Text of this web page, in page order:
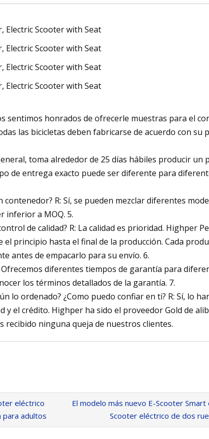
sentimos honrados de ofrecerle muestras para el
las bicicletas deben fabricarse de acuerdo con su
toma alrededor de 25 días hábiles producir un
de entrega exacto puede ser diferente para
contenedor? R: Sí, se pueden mezclar diferentes
inferior a MOQ. 5.
de calidad? R: La calidad es prioridad. Highper
principio hasta el final de la producción. Cada
antes de empacarlo para su envío. 6.
Ofrecemos diferentes tiempos de garantía para
los términos detallados de la garantía. 7.
lo ordenado? ¿Como puedo confiar en ti? R: Sí, lo
el crédito. Highper ha sido el proveedor Gold de
recibido ninguna queja de nuestros clientes.
eléctrico
para adultos
El modelo más nuevo E-Scooter
Scooter eléctrico de dos